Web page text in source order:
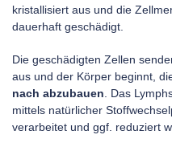
kristallisiert aus und die
dauerhaft geschädigt.
Die geschädigten Zellen
aus und der Körper beginnt,
nach abzubauen . Das
mittels natürlicher
verarbeitet und ggf. reduziert